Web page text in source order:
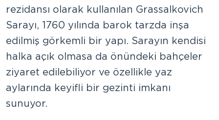
rezidansı olarak kullanılan Grassalkovich
Sarayı, 1760 yılında barok tarzda inşa
edilmiş görkemli bir yapı. Sarayın kendisi
halka açık olmasa da önündeki bahçeler
ziyaret edilebiliyor ve özellikle yaz
aylarında keyifli bir gezinti imkanı
sunuyor.